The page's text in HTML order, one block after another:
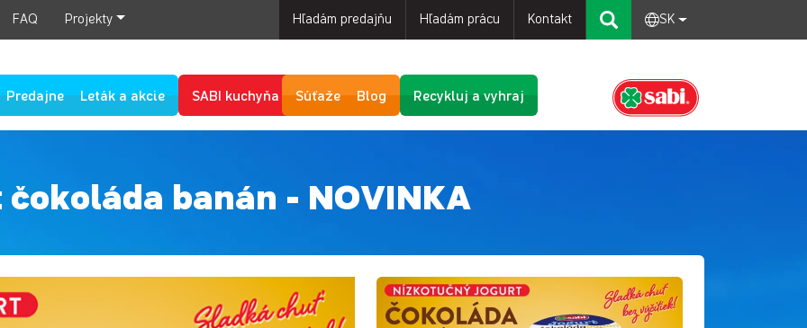
FAQ Projekty Hľadám predajňu Hľadám prácu Kontakt SK
Predajne Leták a akcie SABI kuchyňa Súťaže Blog Recykluj a vyhraj
banán - NOVINKA